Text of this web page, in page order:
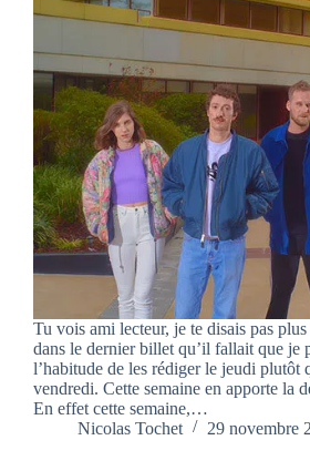
Tu vois ami lecteur, je te disais pas
dans le dernier billet qu’il fallait que je
l’habitude de les rédiger le jeudi plutôt
vendredi. Cette semaine en apporte la
En effet cette semaine,…
Nicolas Tochet
29 novembre